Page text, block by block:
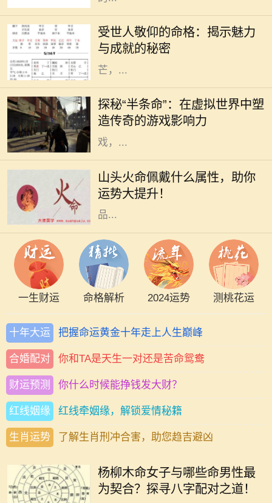
受世人敬仰的命格：揭示魅力
与成就的秘密
人因为其独特的人格魅力和卓越的成
就而受到世人的敬仰。他们的命格似
乎与生俱来就散发着一种独特的光
芒，...
探秘“半条命”：在虚拟世界中塑
造传奇的游戏影响力
在电子游戏历史上，少数几款作品能
够在玩家心中留下如此深刻的印记，
而《半条命》便是其中之一。这款由
Valve公司开发的第一人称射击游
戏，...
山头火命佩戴什么属性，助你
运势大提升！
在命理学中，"山头火命"是指八字命
盘中五行属火的一种特定类型，具有
独特的特征和运势表现。对于山头火
命的人来说，如何选择适合的佩戴物
品...
一生财运 命格解析 2024运势 测桃花运
十年大运 把握命运黄金十年走上人生巅峰
合婚配对 你和TA是天生一对还是苦命鸳鸯
财运预测 你什么时候能挣钱发大财？
红线姻缘 红线牵姻缘，解锁爱情秘籍
生肖运势 了解生肖刑冲合害，助您趋吉避凶
杨柳木命女子与哪些命男性最
为契合？探寻八字配对之道！
在中国传统文化中，八字命理一直占
的研究，更是深入人心。杨柳木命的
女性独特而柔和，她们如同春天的柳